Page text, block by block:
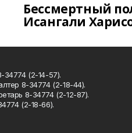
Бессмертный
Исангали
34774 (2-14-57).
8-34774 (2-18-44).
8-34774 (2-12-87).
(2-18-66).